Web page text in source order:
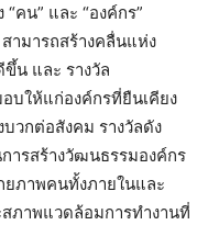
คน” และ “องค์กร”
ามารถสร้างคลื่นแห่ง
น และ รางวัล
บให้แก่องค์กรที่ยืนเคียง
วกต่อสังคม รางวัลดัง
ารสร้างวัฒนธรรมองค์กร
ภาพคนทั้งภายในและ
ภาพแวดล้อมการทำงานที่